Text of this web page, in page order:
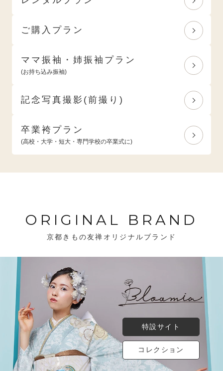
ご購入プラン
ママ振袖・姉振袖プラン
(お持ち込み振袖)
記念写真撮影(前撮り)
卒業袴プラン
(高校・大学・短大・専門学校の卒業式に)
ORIGINAL BRAND
京都きもの友禅オリジナルブランド
特設サイト
コレクション